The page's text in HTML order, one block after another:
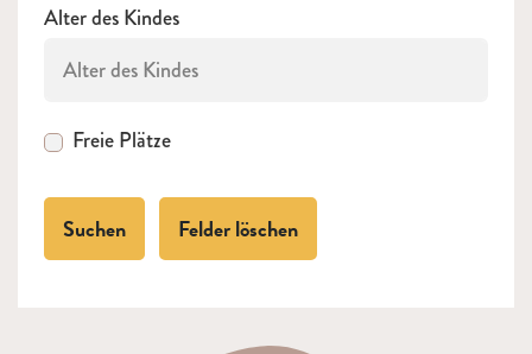
Alter des Kindes
Freie Plätze
Suchen Felder löschen